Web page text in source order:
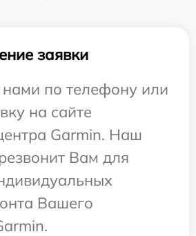
заявки
по телефону или
на сайте
Garmin. Наш
Вам для
Вашего